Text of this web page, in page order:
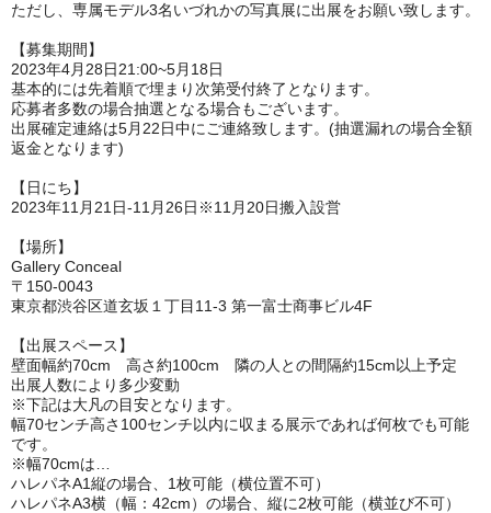
ただし、専属モデル3名いづれかの写真展に出展をお願い致します。
【募集期間】
2023年4月28日21:00~5月18日
基本的には先着順で埋まり次第受付終了となります。
応募者多数の場合抽選となる場合もございます。
出展確定連絡は5月22日中にご連絡致します。(抽選漏れの場合全額
返金となります)
【日にち】
2023年11月21日-11月26日※11月20日搬入設営
【場所】
Gallery Conceal
〒150-0043
東京都渋谷区道玄坂１丁目11-3 第一富士商事ビル4F
【出展スペース】
壁面幅約70cm 高さ約100cm 隣の人との間隔約15cm以上予定
出展人数により多少変動
※下記は大凡の目安となります。
幅70センチ高さ100センチ以内に収まる展示であれば何枚でも可能
です。
※幅70cmは…
ハレパネA1縦の場合、1枚可能（横位置不可）
ハレパネA3横（幅：42cm）の場合、縦に2枚可能（横並び不可）